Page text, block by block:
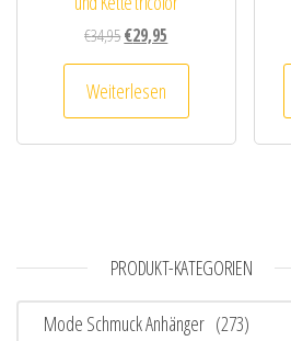
€34,95Ursprünglicher Preis war: €34,95
€29,95
Weiterlesen
PRODUKT-KATEGORIEN
Mode Schmuck Anhänger (273)